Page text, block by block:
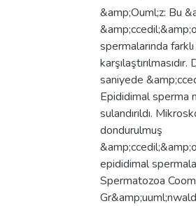
&amp;Ouml;z: Bu
spermalarında
saniyede
Epididimal sperma
sulandırıldı.
dondurulmuş
epididimal
Spermatozoa